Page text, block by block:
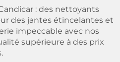
: des nettoyants
des jantes étincelantes et
impeccable avec nos
supérieure à des prix